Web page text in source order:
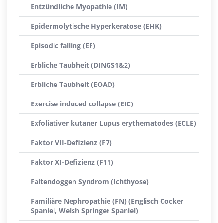
Entzündliche Myopathie (IM)
Epidermolytische Hyperkeratose (EHK)
Episodic falling (EF)
Erbliche Taubheit (DINGS1&2)
Erbliche Taubheit (EOAD)
Exercise induced collapse (EIC)
Exfoliativer kutaner Lupus erythematodes (ECLE)
Faktor VII-Defizienz (F7)
Faktor XI-Defizienz (F11)
Faltendoggen Syndrom (Ichthyose)
Familiäre Nephropathie (FN) (Englisch Cocker
Spaniel, Welsh Springer Spaniel)